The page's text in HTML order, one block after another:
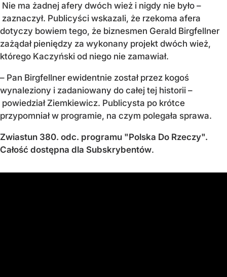
Nie ma żadnej afery dwóch wież i nigdy nie było –
zaznaczył. Publicyści wskazali, że rzekoma afera
dotyczy bowiem tego, że biznesmen Gerald Birgfellner
zażądał pieniędzy za wykonany projekt dwóch wież,
którego Kaczyński od niego nie zamawiał.
– Pan Birgfellner ewidentnie został przez kogoś
wynaleziony i zadaniowany do całej tej historii –
powiedział Ziemkiewicz. Publicysta po krótce
przypomniał w programie, na czym polegała sprawa.
Zwiastun 380. odc. programu "Polska Do Rzeczy".
Całość dostępna dla Subskrybentów.